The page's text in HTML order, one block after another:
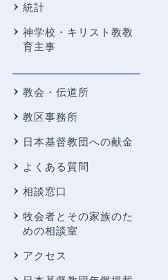
統計
神学校・キリスト教教
育主事
教会・伝道所
教区事務所
日本基督教団への献金
よくある質問
相談窓口
牧会者とその家族のた
めの相談室
アクセス